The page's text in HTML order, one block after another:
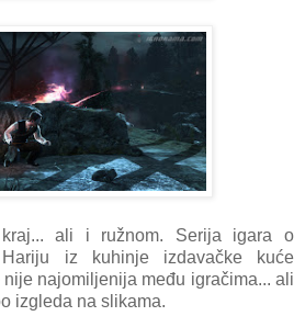
ali i ružnom. Serija igara o
Hariju iz kuhinje izdavačke kuće
nije najomiljenija među igračima... ali
izgleda na slikama.